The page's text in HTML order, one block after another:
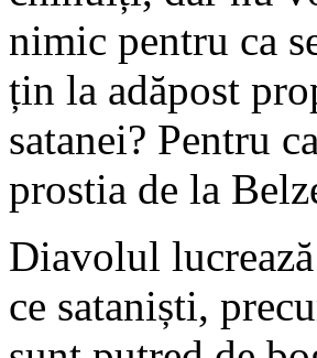
nimic pentru ca
țin la adăpost
satanei? Pentru
prostia de la
Diavolul
ce sataniști,